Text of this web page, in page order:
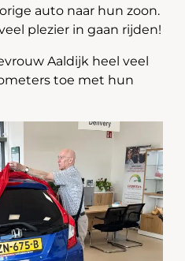
auto naar hun zoon.
plezier in gaan rijden!
Aaldijk heel veel
toe met hun